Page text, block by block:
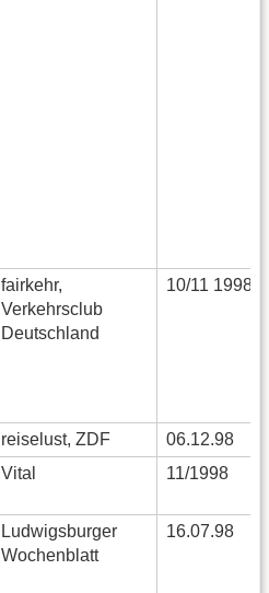
fairkehr,
Verkehrsclub
Deutschland
10/11 1998
reiselust, ZDF
06.12.98
Vital 11/1998
Ludwigsburger
Wochenblatt
16.07.98